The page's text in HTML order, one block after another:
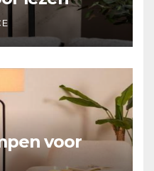
voor